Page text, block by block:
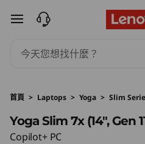
Y
a
S
跳至主要內容
首頁 > Laptops > Yoga > Slim
Yoga Slim 7x (14", Gen
Copilot+ PC